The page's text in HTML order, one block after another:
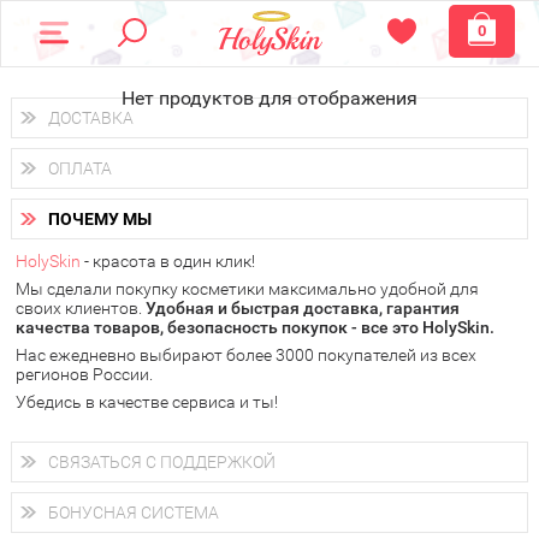
0
Нет продуктов для отображения
ДОСТАВКА
Доставка осуществляетсяпо всем городам России.
Вы можете выбрать доставку курьером, Почтой России или
получить заказ в пунктах выдачи PickPoint или пункте
самовывоза.
В 20 городах России доставка осуществляется ужена
следующий день.
у Вас всегда есть возможность получитьбесплатную
доставку от HolySkin.
подробнее об условиях доставки и оплаты в Вашем городе
ОПЛАТА
Вы можете оплатить свой заказ любым удобным способом:
наличными деньгами (
через интернет-банк (Альфа-банк, Сбербанк) и другими
электронными способами.
ПОЧЕМУ МЫ
HolySkin - красота в один клик!
Мы сделали покупку косметики максимально удобной для
своих клиентов. Удобная и быстрая доставка, гарантия
качества товаров, безопасность покупок - все это HolySkin.
Нас ежедневно выбирают более 3000 покупателей из всех
регионов России.
Убедись в качестве сервиса и ты!
СВЯЗАТЬСЯ С ПОДДЕРЖКОЙ
+7 (800) 707-24-55
Мы будем рады ответить на все Ваши вопросы по работе
магазина, проконсультировать по товарам, рассказать о
БОНУСНАЯ СИСТЕМА